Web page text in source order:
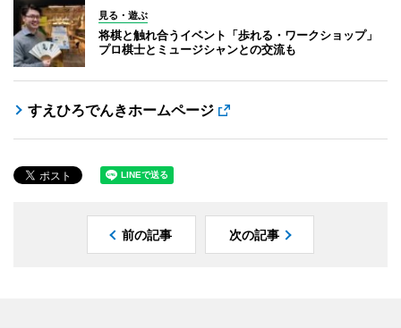
見る・遊ぶ
将棋と触れ合うイベント「歩れる・ワークショップ」
プロ棋士とミュージシャンとの交流も
すえひろでんきホームページ
前の記事 次の記事